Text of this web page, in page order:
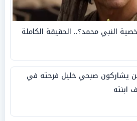
النبي محمد؟.. الحقيقة الكاملة
يشاركون صبحي خليل فرحته في
ابنته